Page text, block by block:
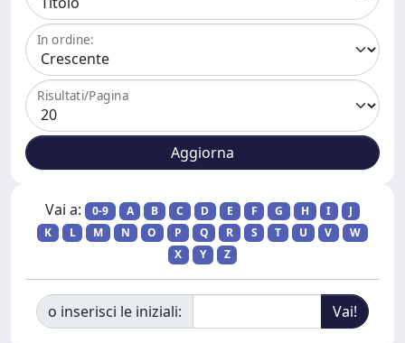
In ordine:
Risultati/Pagina
Vai a: 0-9 A B C D E F G H I
J
K
L M N O P Q R S T U V
W
X
Y Z
o inserisci le iniziali: